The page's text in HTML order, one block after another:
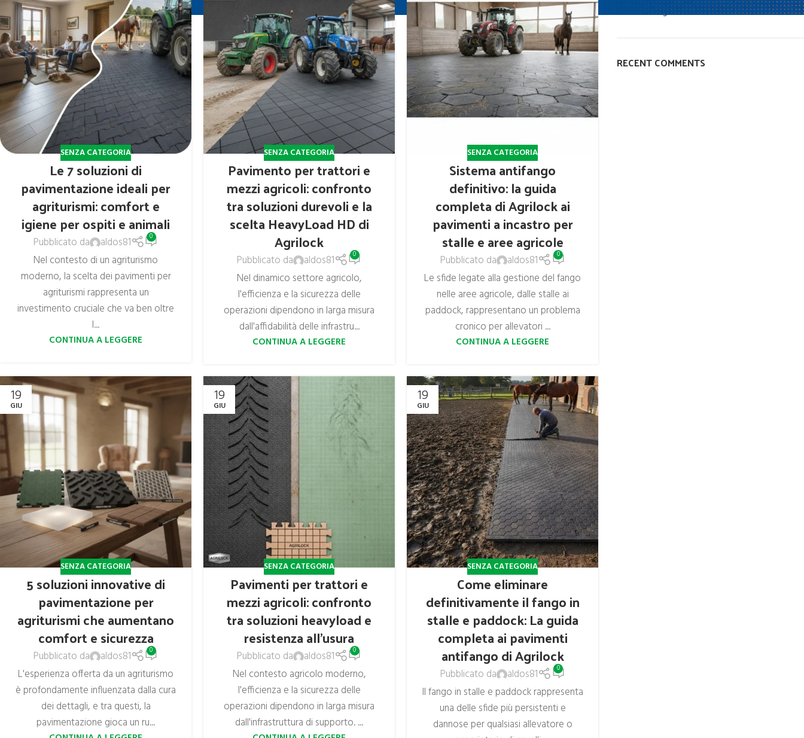
SENZA CATEGORIA
Le 7 soluzioni di
pavimentazione ideali per
agriturismi: comfort e
igiene per ospiti e animali
Pubblicato da aldos81 0
Nel contesto di un agriturismo
moderno, la scelta dei pavimenti per
agriturismi rappresenta un
investimento cruciale che va ben oltre
l...
CONTINUA A LEGGERE
SENZA CATEGORIA
Pavimento per trattori e
mezzi agricoli: confronto
tra soluzioni durevoli e la
scelta HeavyLoad HD di
Agrilock
Pubblicato da aldos81 0
Nel dinamico settore agricolo,
l'efficienza e la sicurezza delle
operazioni dipendono in larga misura
dall'affidabilità delle infrastru...
CONTINUA A LEGGERE
SENZA CATEGORIA
Sistema antifango
definitivo: la guida
completa di Agrilock ai
pavimenti a incastro per
stalle e aree agricole
Pubblicato da aldos81 0
Le sfide legate alla gestione del fango
nelle aree agricole, dalle stalle ai
paddock, rappresentano un problema
cronico per allevatori ...
CONTINUA A LEGGERE
19
GIU
SENZA CATEGORIA
5 soluzioni innovative di
pavimentazione per
agriturismi che aumentano
comfort e sicurezza
Pubblicato da aldos81 0
L'esperienza offerta da un agriturismo
è profondamente influenzata dalla cura
dei dettagli, e tra questi, la
pavimentazione gioca un ru...
19
GIU
SENZA CATEGORIA
Pavimenti per trattori e
mezzi agricoli: confronto
tra soluzioni heavyload e
resistenza all’usura
Pubblicato da aldos81 0
Nel contesto agricolo moderno,
l'efficienza e la sicurezza delle
operazioni dipendono in larga misura
dall'infrastruttura di supporto. ...
19
GIU
SENZA CATEGORIA
Come eliminare
definitivamente il fango in
stalle e paddock: La guida
completa ai pavimenti
antifango di Agrilock
Pubblicato da aldos81 0
Il fango in stalle e paddock rappresenta
una delle sfide più persistenti e
dannose per qualsiasi allevatore o
Senza categoria
RECENT COMMENTS